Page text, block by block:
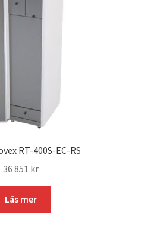
RT-400S-EC-RS
36 851 kr
Läs mer